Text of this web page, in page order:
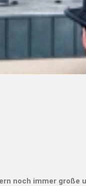
noch immer große